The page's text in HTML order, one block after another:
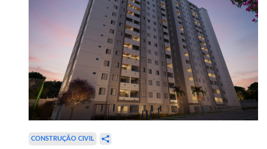
CONSTRUÇÃO CIVIL